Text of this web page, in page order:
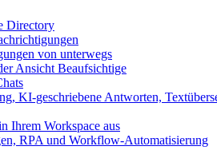
Directory
von unterwegs
Ansicht Beaufsichtige
KI-geschriebene Antworten,
Ihrem Workspace aus
RPA und Workflow-Automatisierung